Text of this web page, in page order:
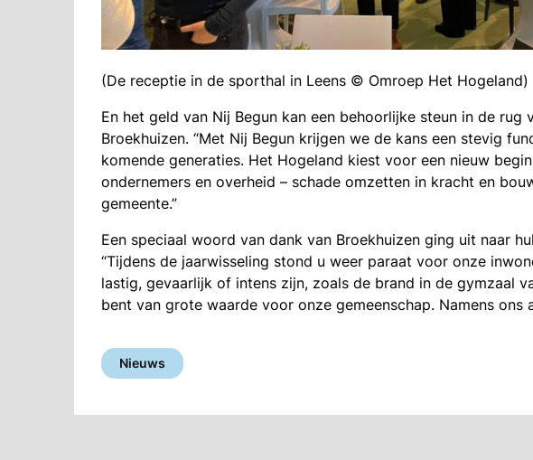
(De receptie in de sporthal in Leens © Omroep Het Hogeland)
En het geld van Nij Begun kan een behoorlijke steun in de rug
Broekhuizen. “Met Nij Begun krijgen we de kans een stevig
komende generaties. Het Hogeland kiest voor een nieuw
ondernemers en overheid – schade omzetten in kracht en
gemeente.”
Een speciaal woord van dank van Broekhuizen ging uit naar
“Tijdens de jaarwisseling stond u weer paraat voor onze
lastig, gevaarlijk of intens zijn, zoals de brand in de gymzaal
bent van grote waarde voor onze gemeenschap. Namens ons
Nieuws